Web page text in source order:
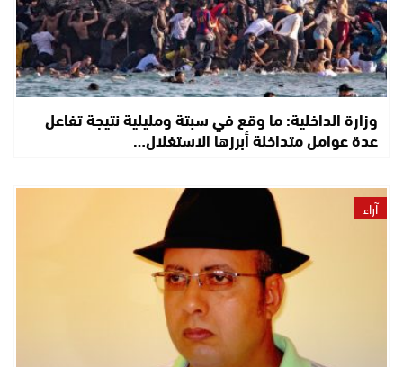
وزارة الداخلية: ما وقع في سبتة ومليلية نتيجة تفاعل
عدة عوامل متداخلة أبرزها الاستغلال…
آراء